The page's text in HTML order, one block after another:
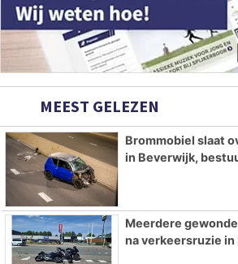
MEEST GELEZEN
Brommobiel slaat
in Beverwijk,
Meerdere
na verkeersruzie